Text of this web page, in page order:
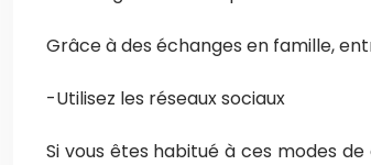
Grâce à des échanges en famille,
-Utilisez les réseaux sociaux
Si vous êtes habitué à ces modes